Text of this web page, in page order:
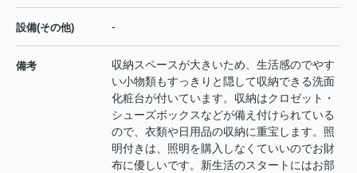
設備(その他) -
備考
収納スペースが大きいため、生活感のでやす
い小物類もすっきりと隠して収納できる洗面
化粧台が付いています。収納はクロゼット・
シューズボックスなどが備え付けられている
ので、衣類や日用品の収納に重宝します。照
明付きは、照明を購入しなくていいのでお財
布に優しいです。新生活のスタートにはお部